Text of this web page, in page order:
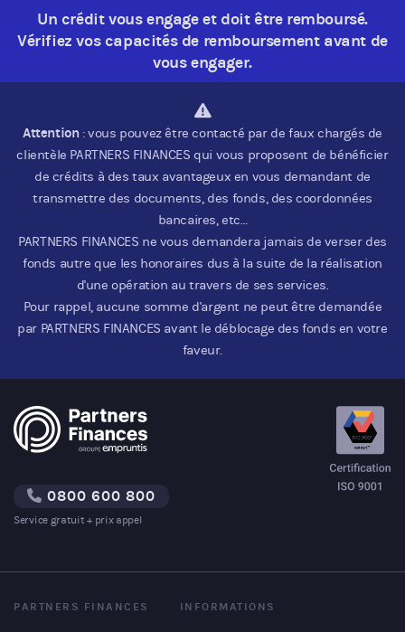
Un crédit vous engage et doit être remboursé.
Vérifiez vos capacités de remboursement avant de
vous engager.
Attention: vous pouvez être contacté par de faux chargés de
clientèle PARTNERS FINANCES qui vous proposent de bénéficier
de crédits à des taux avantageux en vous demandant de
transmettre des documents, des fonds, des coordonnées
bancaires, etc…
PARTNERS FINANCES ne vous demandera jamais de verser des
fonds autre que les honoraires dus à la suite de la réalisation
d'une opération au travers de ses services.
Pour rappel, aucune somme d'argent ne peut être demandée
par PARTNERS FINANCES avant le déblocage des fonds en votre
faveur.
0800 600 800
Service gratuit + prix appel
PARTNERS FINANCES INFORMATIONS